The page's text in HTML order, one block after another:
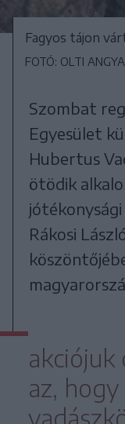
Fagyos tájon
FOTÓ: OLTI
Szombat
Egyesület
Hubertus
ötödik
Rákosi
akciójuk
az,